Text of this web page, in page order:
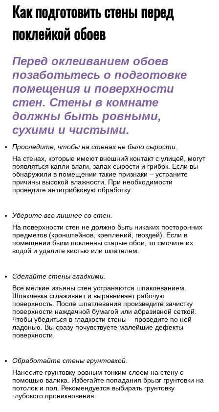
Как подготовить стены перед
поклейкой обоев
Перед оклеиванием обоев
позаботьтесь о подготовке
помещения и поверхности
стен. Стены в комнате
должны быть ровными,
сухими и чистыми.
Проследите, чтобы на стенах не было сырости.
На стенах, которые имеют внешний контакт с улицей, могут
появляться капли влаги, запах сырости и грибок. Если вы
обнаружили в помещении такие признаки – устраните
причины высокой влажности. При необходимости
проведите антигрибковую обработку.
Уберите все лишнее со стен.
На поверхности стен не должно быть никаких посторонних
предметов (кронштейнов, креплений, гвоздей). Если в
помещении были поклеены старые обои, то смочите их
водой и удалите кистью или шпателем.
Сделайте стены гладкими.
Все мелкие изъяны стен устраняются шпаклеванием.
Шпаклевка сглаживает и выравнивает рабочую
поверхность. После шпатлевания произведите зачистку
поверхности наждачной бумагой или абразивной сеткой.
Чтобы убедиться в гладкости стены – проведите по ней
ладонью. Вы сразу почувствуете малейшие дефекты
поверхности.
Обработайте стены грунтовкой.
Нанесите грунтовку ровным тонким слоем на стену с
помощью валика. Избегайте попадания брызг грунтовки на
потолок и пол. Рекомендуется выбирать грунтовку
глубокого проникновения.